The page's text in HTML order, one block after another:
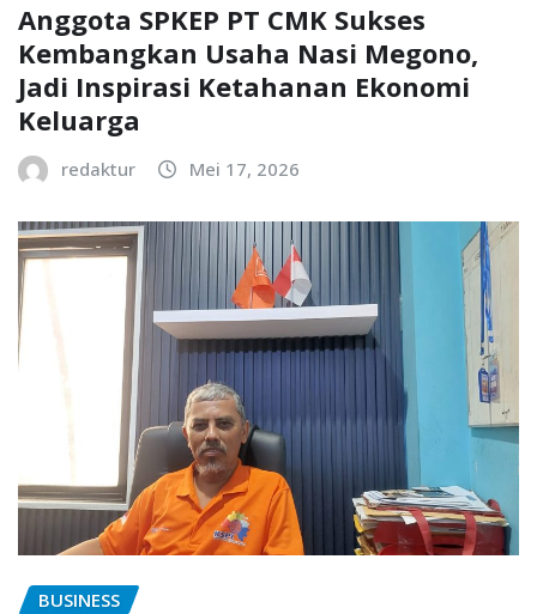
Anggota SPKEP PT CMK Sukses
Kembangkan Usaha Nasi Megono,
Jadi Inspirasi Ketahanan Ekonomi
Keluarga
redaktur Mei 17, 2026
BUSINESS